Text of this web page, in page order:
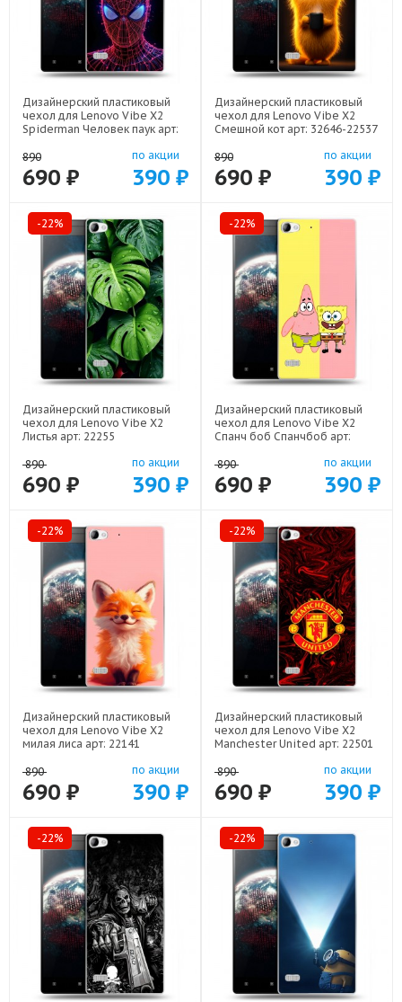
Дизайнерский пластиковый
чехол для Lenovo Vibe X2
Spiderman Человек паук арт:
890
690 ₽
по акции
390 ₽
Дизайнерский пластиковый
чехол для Lenovo Vibe X2
Смешной кот арт: 32646-22537
890
690 ₽
по акции
390 ₽
-22%
Дизайнерский пластиковый
чехол для Lenovo Vibe X2
Листья арт: 22255
890
690 ₽
по акции
390 ₽
-22%
Дизайнерский пластиковый
чехол для Lenovo Vibe X2
Спанч боб Спанчбоб арт:
890
690 ₽
по акции
390 ₽
-22%
Дизайнерский пластиковый
чехол для Lenovo Vibe X2
милая лиса арт: 22141
890
690 ₽
по акции
390 ₽
-22%
Дизайнерский пластиковый
чехол для Lenovo Vibe X2
Manchester United арт: 22501
890
690 ₽
по акции
390 ₽
-22% -22%